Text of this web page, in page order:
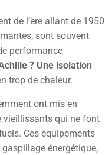
de l’ère allant de 1950
sont souvent
performance
? Une isolation
trop de chaleur.
ont mis en
vieillissants qui ne font
Ces équipements
énergétique,